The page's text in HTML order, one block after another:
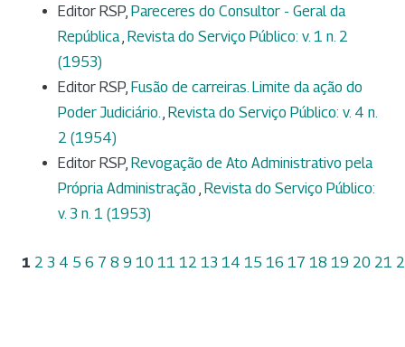
Editor RSP, Pareceres do Consultor - Geral da
República, Revista do Serviço Público: v. 1 n. 2
(1953)
Editor RSP, Fusão de carreiras. Limite da ação do
Poder Judiciário., Revista do Serviço Público: v. 4 n.
2 (1954)
Editor RSP, Revogação de Ato Administrativo pela
Própria Administração , Revista do Serviço Público:
v. 3 n. 1 (1953)
1 2 3 4 5 6 7 8 9 10 11 12 13 14 15 16 17 18 19 20 21